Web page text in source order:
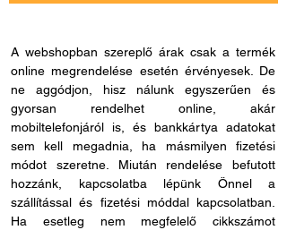
A webshopban szereplő árak csak a termék
online megrendelése esetén érvényesek. De
ne aggódjon, hisz nálunk egyszerűen és
gyorsan rendelhet online, akár
mobiltelefonjáról is, és bankkártya adatokat
sem kell megadnia, ha másmilyen fizetési
módot szeretne. Miután rendelése befutott
hozzánk, kapcsolatba lépünk Önnel a
szállítással és fizetési móddal kapcsolatban.
Ha esetleg nem megfelelő cikkszámot